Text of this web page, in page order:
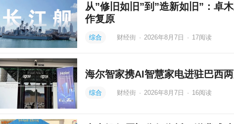
从”修旧如旧”到”造新如旧”：卓
作复原
综合 财经街 · 2026年8月7日 · 17阅读
海尔智家携AI智慧家电进驻巴西
综合 财经街 · 2026年8月7日 · 16阅读